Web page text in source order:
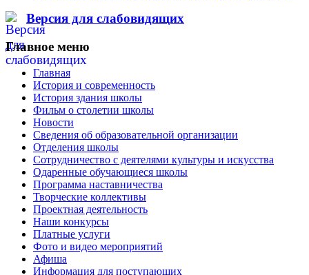
Версия для слабовидящих
Главное меню
Главная
История и современность
История здания школы
Фильм о столетии школы
Новости
Сведения об образовательной организации
Отделения школы
Сотрудничество с деятелями культуры и искусства
Одаренные обучающиеся школы
Программа наставничества
Творческие коллективы
Проектная деятельность
Наши конкурсы
Платные услуги
Фото и видео мероприятий
Афиша
Информация для поступающих